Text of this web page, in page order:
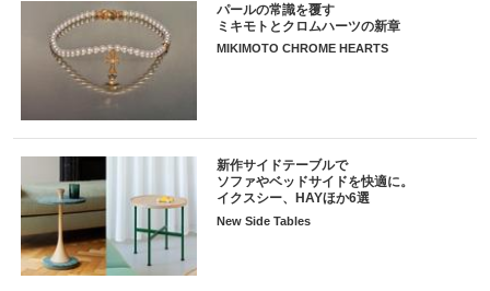
パールの常識を覆す
ミキモトとクロムハーツの新章
MIKIMOTO CHROME HEARTS
新作サイドテーブルで
ソファやベッドサイドを快適に。
イクスシー、HAYほか6選
New Side Tables